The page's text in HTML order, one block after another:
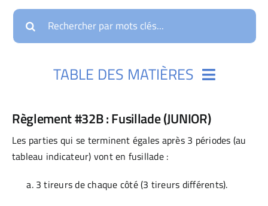
FÊTES & LOCATION
FAQ
Search
for:
TABLE DES MATIÈRES
Section #1 : Surface de Dekhockey
Section #2 : Équipement
Section #3 : Équipes de Dekhockey
Règlement #32B : Fusillade (JUNIOR)
Les parties qui se terminent égales après 3 périodes (au
tableau indicateur) vont en fusillade :
3 tireurs de chaque côté (3 tireurs différents).